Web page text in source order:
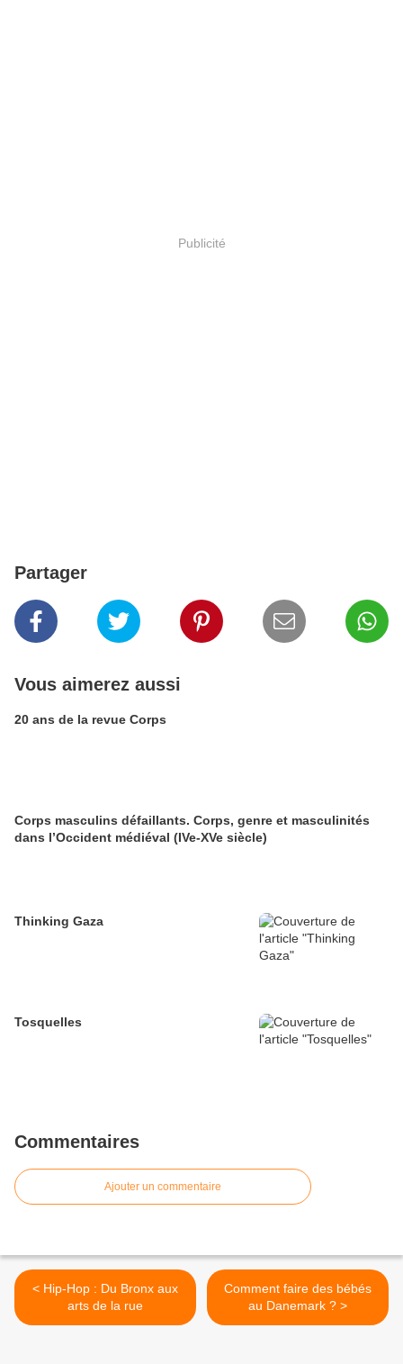
Publicité
Partager
Vous aimerez aussi
20 ans de la revue Corps
Corps masculins défaillants. Corps, genre et masculinités
dans l’Occident médiéval (IVe-XVe siècle)
Thinking Gaza
Tosquelles
Commentaires
Ajouter un commentaire
< Hip-Hop : Du Bronx aux
arts de la rue
Comment faire des bébés
au Danemark ? >